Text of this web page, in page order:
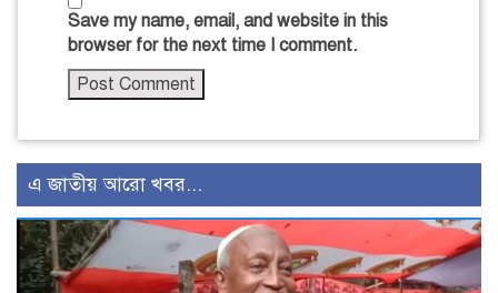
Save my name, email, and website in this
browser for the next time I comment.
এ জাতীয় আরো খবর...